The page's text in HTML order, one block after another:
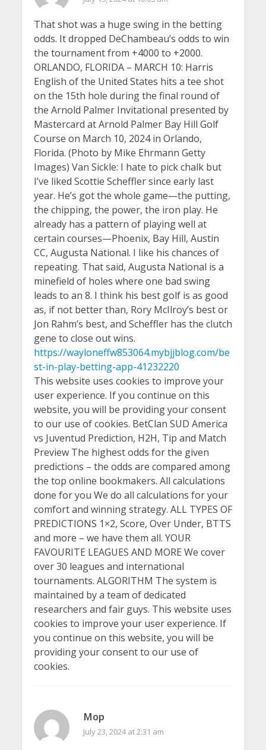
That shot was a huge swing in the betting
odds. It dropped DeChambeau’s odds to win
the tournament from +4000 to +2000.
ORLANDO, FLORIDA – MARCH 10: Harris
English of the United States hits a tee shot
on the 15th hole during the final round of
the Arnold Palmer Invitational presented by
Mastercard at Arnold Palmer Bay Hill Golf
Course on March 10, 2024 in Orlando,
Florida. (Photo by Mike Ehrmann Getty
Images) Van Sickle: I hate to pick chalk but
I’ve liked Scottie Scheffler since early last
year. He’s got the whole game—the putting,
the chipping, the power, the iron play. He
already has a pattern of playing well at
certain courses—Phoenix, Bay Hill, Austin
CC, Augusta National. I like his chances of
repeating. That said, Augusta National is a
minefield of holes where one bad swing
leads to an 8. I think his best golf is as good
as, if not better than, Rory McIlroy’s best or
Jon Rahm’s best, and Scheffler has the clutch
gene to close out wins.
https://wayloneffw853064.mybjjblog.com/be
st-in-play-betting-app-41232220
This website uses cookies to improve your
user experience. If you continue on this
website, you will be providing your consent
to our use of cookies. BetClan SUD America
vs Juventud Prediction, H2H, Tip and Match
Preview The highest odds for the given
predictions – the odds are compared among
the top online bookmakers. All calculations
done for you We do all calculations for your
comfort and winning strategy. ALL TYPES OF
PREDICTIONS 1×2, Score, Over Under, BTTS
and more – we have them all. YOUR
FAVOURITE LEAGUES AND MORE We cover
over 30 leagues and international
tournaments. ALGORITHM The system is
maintained by a team of dedicated
researchers and fair guys. This website uses
cookies to improve your user experience. If
you continue on this website, you will be
providing your consent to our use of
cookies.
Mop
July 23, 2024 at 2:31 am